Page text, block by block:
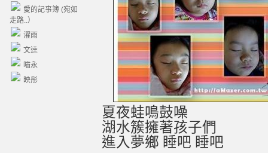
愛的記事簿 (宛如
走路..）
濯雨
文達
喵永
映彤
夏夜蛙鳴鼓噪
湖水簇擁著孩子們
進入夢鄉 睡吧 睡吧